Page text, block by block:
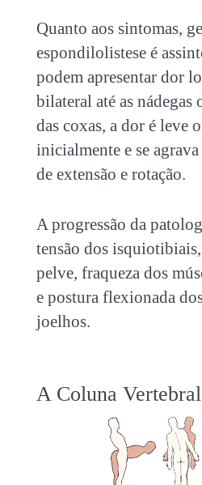
Quanto aos sintomas,
espondilolistese é
podem apresentar dor
bilateral até as nádegas
das coxas, a dor é leve
inicialmente e se
de extensão e rotação.
A progressão da
tensão dos
pelve, fraqueza dos
e postura flexionada
joelhos.
A Coluna Vertebral